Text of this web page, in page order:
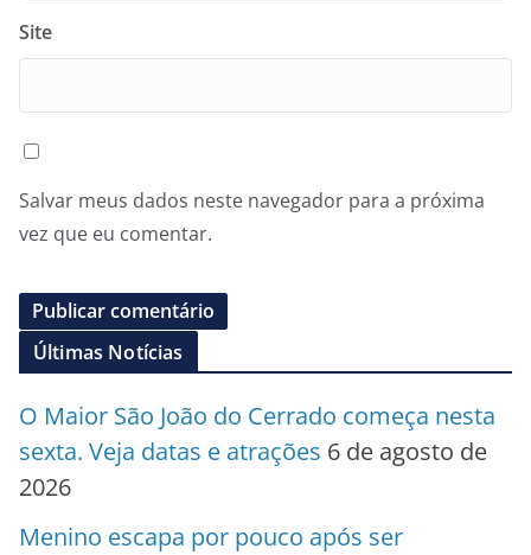
Site
Salvar meus dados neste navegador para a próxima
vez que eu comentar.
Últimas Notícias
O Maior São João do Cerrado começa nesta
sexta. Veja datas e atrações 6 de agosto de
2026
Menino escapa por pouco após ser